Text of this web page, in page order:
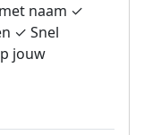
naam ✓
✓ Snel
jouw